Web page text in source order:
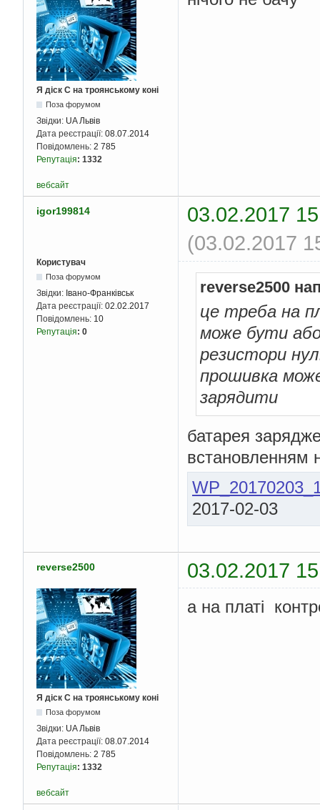
Я діск С на троянському коні
Поза форумом
Звідки: UA Львів
Дата реєстрації: 08.07.2014
Повідомлень: 2 785
Репутація: 1332
вебсайт
igor199814
03.02.2017
(03.02.2017
Користувач
Поза форумом
Звідки: Івано-Франківськ
Дата реєстрації: 02.02.2017
Повідомлень: 10
Репутація: 0
reverse2500
це треба на
може бути
резистори
прошивка
зарядити
батарея
встановленням
2017-02-03
reverse2500 03.02.2017
Я діск С на троянському коні
Поза форумом
Звідки: UA Львів
Дата реєстрації: 08.07.2014
Повідомлень: 2 785
Репутація: 1332
а на платі
вебсайт